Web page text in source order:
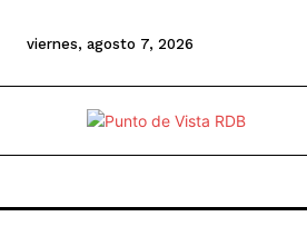
viernes, agosto 7, 2026